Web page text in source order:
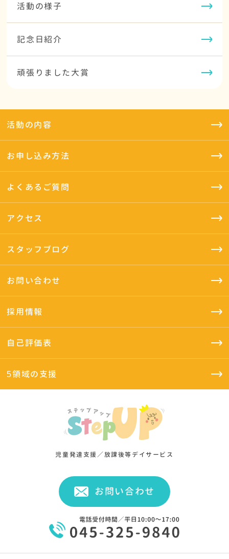
活動の様子
記念日紹介
頑張りました大賞
活動の内容
お申し込み方法
よくあるご質問
アクセス
スタッフブログ
お問い合わせ
採用情報
自己評価表
5領域の支援
児童発達支援／放課後等デイサービス
お問い合わせ